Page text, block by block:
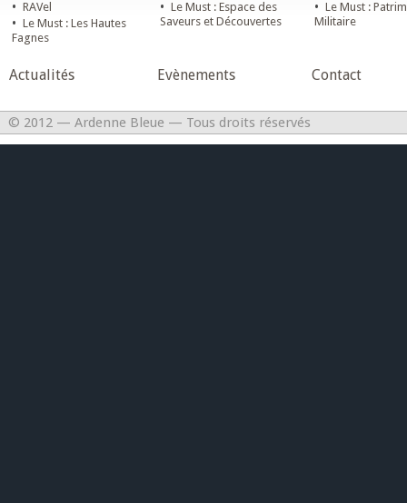
• RAVel
• Le Must : Les Hautes
Fagnes
• Le Must : Espace des
Saveurs et Découvertes
• Le Must :
Militaire
Actualités Evènements Contact
© 2012 — Ardenne Bleue — Tous droits réservés